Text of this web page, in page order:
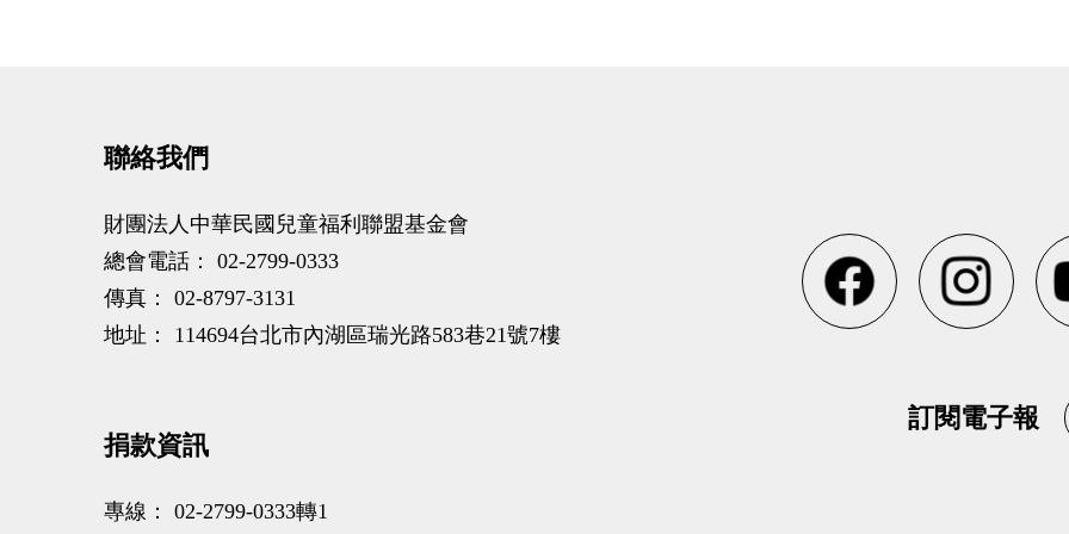
聯絡我們
財團法人中華民國兒童福利聯盟基金會
總會電話：
02-2799-0333
傳真：
02-8797-3131
地址：
114694台北市內湖區瑞光路583巷21號7樓
捐款資訊
專線： 02-2799-0333轉1
訂閱電子報